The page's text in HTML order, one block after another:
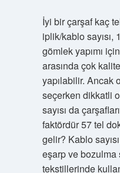
İyi bir çarşaf kaç
iplik/kablo
gömlek yapımı
arasında çok
yapılabilir. Ancak
seçerken dikkatli
sayısı da
faktördür 57 tel
gelir? Kablo
eşarp ve bozulma
tekstillerinde